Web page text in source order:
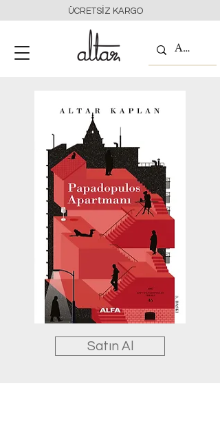
ÜCRETSİZ KARGO
Satın Al